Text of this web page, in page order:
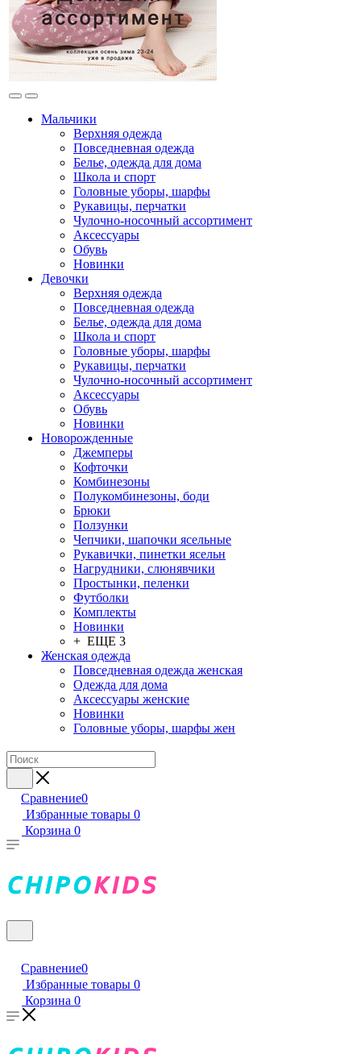
Мальчики
Верхняя одежда
Повседневная одежда
Белье, одежда для дома
Школа и спорт
Головные уборы, шарфы
Рукавицы, перчатки
Чулочно-носочный ассортимент
Аксессуары
Обувь
Новинки
Девочки
Верхняя одежда
Повседневная одежда
Белье, одежда для дома
Школа и спорт
Головные уборы, шарфы
Рукавицы, перчатки
Чулочно-носочный ассортимент
Аксессуары
Обувь
Новинки
Новорожденные
Джемперы
Кофточки
Комбинезоны
Полукомбинезоны, боди
Брюки
Ползунки
Чепчики, шапочки ясельные
Рукавички, пинетки ясельн
Нагрудники, слюнявчики
Простынки, пеленки
Футболки
Комплекты
Новинки
+ ЕЩЕ 3
Женская одежда
Повседневная одежда женская
Одежда для дома
Аксессуары женские
Новинки
Головные уборы, шарфы жен
Сравнение0
Избранные товары 0
Корзина 0
Сравнение0
Избранные товары 0
Корзина 0